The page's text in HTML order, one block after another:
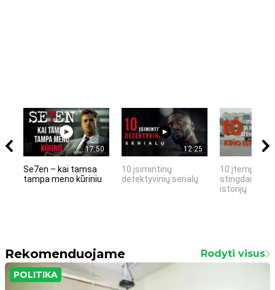
17:50
Se7en – kai tamsa
tampa meno kūriniu
12:25
10 įsimintinų
detektyvinių serialų
10 įtemptų,
stingdančių
istorijų
Rekomenduojame Rodyti visus
POLITIKA